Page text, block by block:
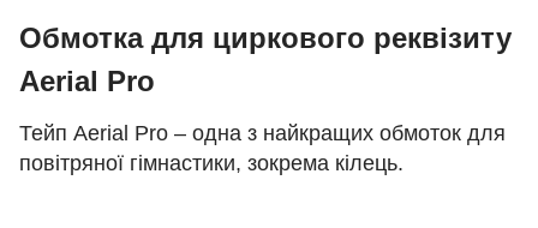
Обмотка для циркового реквізиту
Aerial Pro
Тейп Aerial Pro – одна з найкращих обмоток для
повітряної гімнастики, зокрема кілець.